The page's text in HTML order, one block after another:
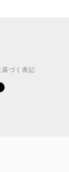
基づく表記